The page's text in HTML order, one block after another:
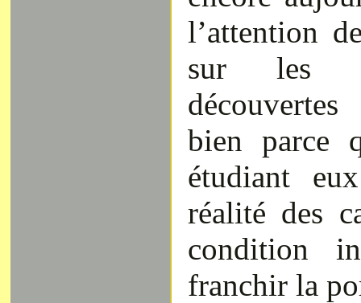
l’attention
sur les
découvertes
bien parce
étudiant
réalité des
condition
franchir la